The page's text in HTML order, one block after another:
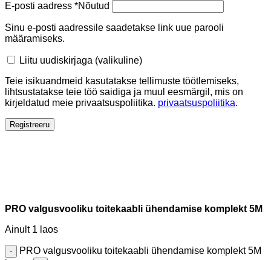
E-posti aadress *Nõutud
Sinu e-posti aadressile saadetakse link uue parooli
määramiseks.
Liitu uudiskirjaga (valikuline)
Teie isikuandmeid kasutatakse tellimuste töötlemiseks,
lihtsustatakse teie töö saidiga ja muul eesmärgil, mis on
kirjeldatud meie privaatsuspoliitika. privaatsuspoliitika.
Registreeru
PRO valgusvooliku toitekaabli ühendamise komplekt 5M
Ainult 1 laos
PRO valgusvooliku toitekaabli ühendamise komplekt 5M